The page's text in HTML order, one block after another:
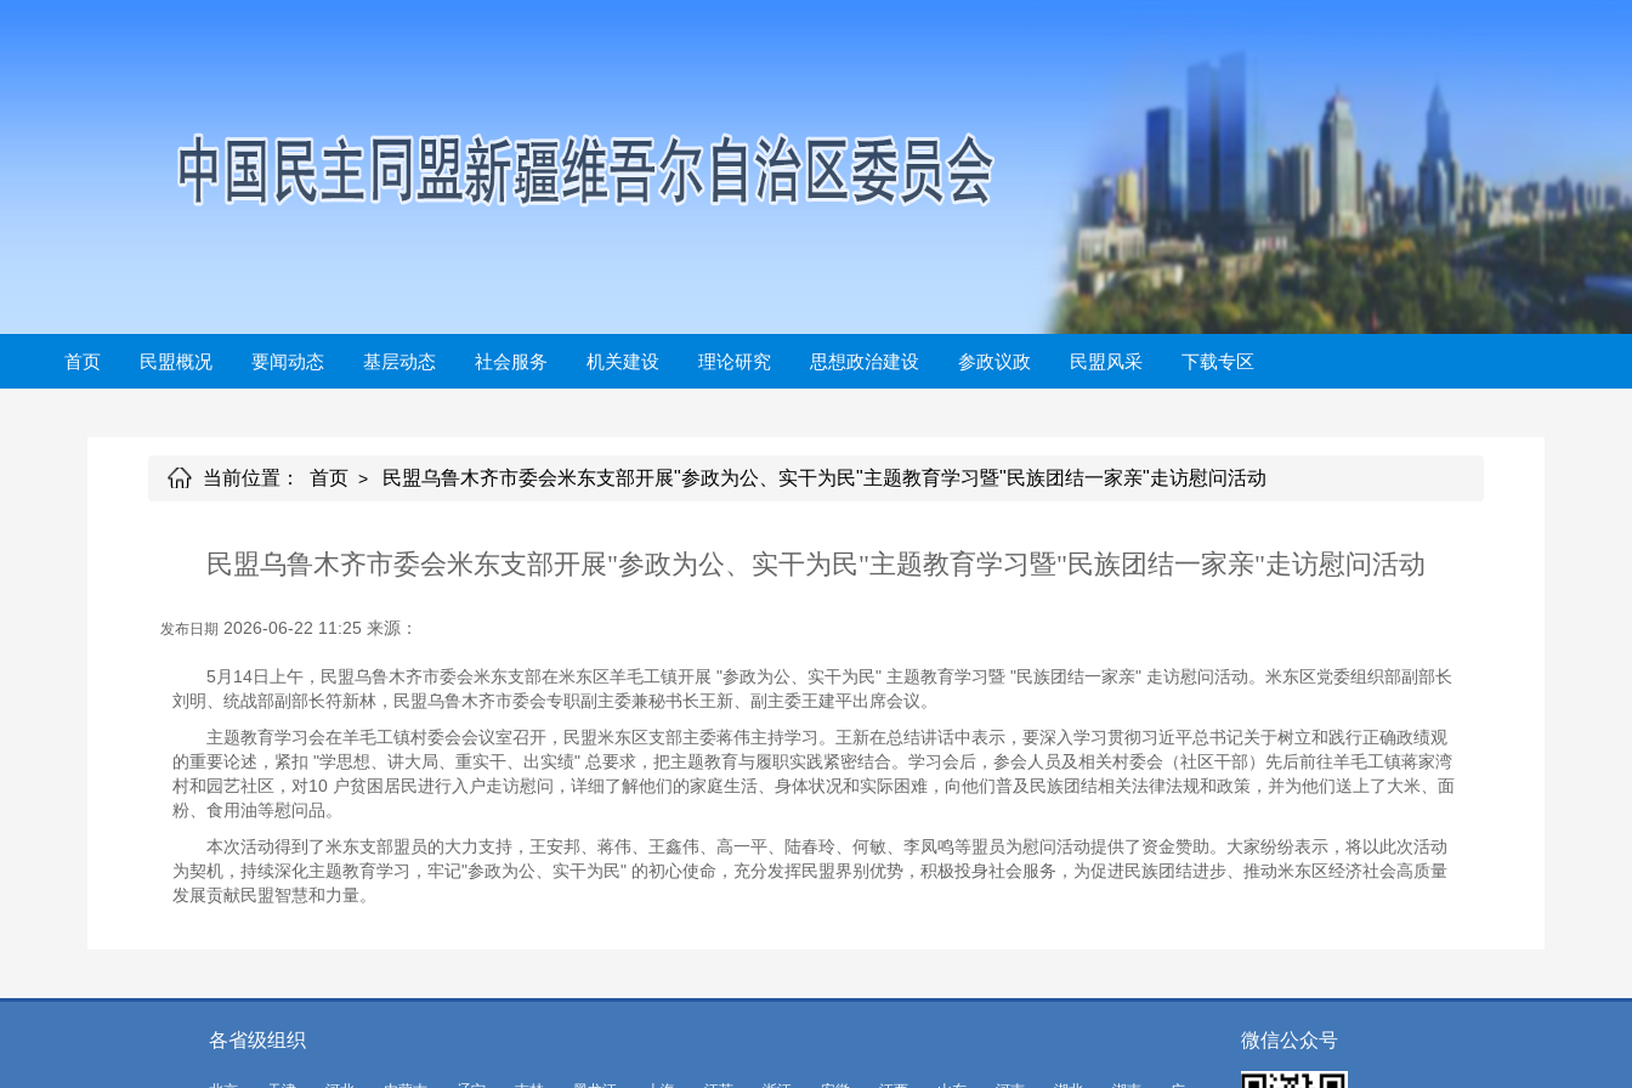
首页 民盟概况 要闻动态 基层动态 社会服务 机关建设 理论研究 思想政治建设 参政议政 民盟风采 下载专区
当前位置： 首页 > 民盟乌鲁木齐市委会米东支部开展"参政为公、实干为民"主题教育学习暨"民族团结一家亲"走访慰问活动
民盟乌鲁木齐市委会米东支部开展"参政为公、实干为民"主题教育学习暨"民族团结一家亲"走访慰问活动
发布日期 2026-06-22 11:25 来源：
5月14日上午，民盟乌鲁木齐市委会米东支部在米东区羊毛工镇开展 "参政为公、实干为民" 主题教育学习暨 "民族团结一家亲" 走访慰问活动。米东区党委组织部副部长
刘明、统战部副部长符新林，民盟乌鲁木齐市委会专职副主委兼秘书长王新、副主委王建平出席会议。
主题教育学习会在羊毛工镇村委会会议室召开，民盟米东区支部主委蒋伟主持学习。王新在总结讲话中表示，要深入学习贯彻习近平总书记关于树立和践行正确政绩观
的重要论述，紧扣 "学思想、讲大局、重实干、出实绩" 总要求，把主题教育与履职实践紧密结合。学习会后，参会人员及相关村委会（社区干部）先后前往羊毛工镇蒋家湾
村和园艺社区，对10 户贫困居民进行入户走访慰问，详细了解他们的家庭生活、身体状况和实际困难，向他们普及民族团结相关法律法规和政策，并为他们送上了大米、面
粉、食用油等慰问品。
本次活动得到了米东支部盟员的大力支持，王安邦、蒋伟、王鑫伟、高一平、陆春玲、何敏、李凤鸣等盟员为慰问活动提供了资金赞助。大家纷纷表示，将以此次活动
为契机，持续深化主题教育学习，牢记"参政为公、实干为民" 的初心使命，充分发挥民盟界别优势，积极投身社会服务，为促进民族团结进步、推动米东区经济社会高质量
发展贡献民盟智慧和力量。
各省级组织 微信公众号